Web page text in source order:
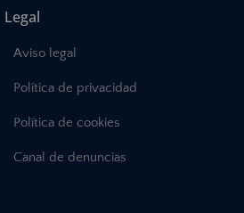
Legal
Aviso legal
Política de privacidad
Política de cookies
Canal de denuncias